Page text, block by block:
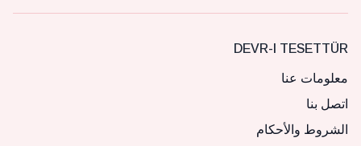
DEVR-I TESETTÜR
معلومات عنا
اتصل بنا
الشروط والأحكام